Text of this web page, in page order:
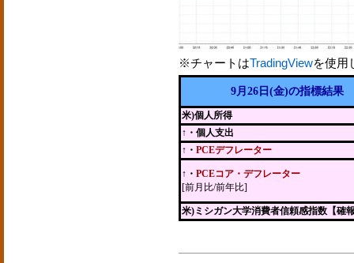
※チャートはTradingViewを使用
9月26日(金)の指標結果
米)個人所得
↑・個人支出
↑・ PCEデフレーター
↑・ PCEコア・デフレーター
[前月比/前年比]
米)ミシガン大学消費者信頼感指数【確